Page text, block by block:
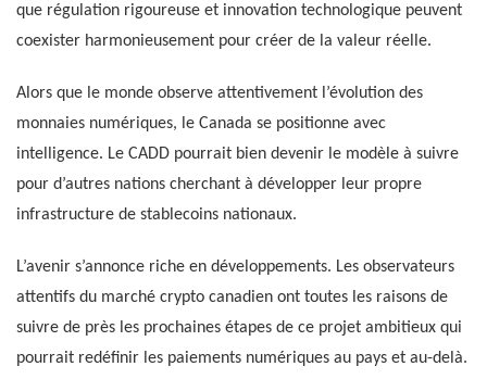
que régulation rigoureuse et innovation technologique peuvent
coexister harmonieusement pour créer de la valeur réelle.
Alors que le monde observe attentivement l’évolution des
monnaies numériques, le Canada se positionne avec
intelligence. Le CADD pourrait bien devenir le modèle à suivre
pour d’autres nations cherchant à développer leur propre
infrastructure de stablecoins nationaux.
L’avenir s’annonce riche en développements. Les observateurs
attentifs du marché crypto canadien ont toutes les raisons de
suivre de près les prochaines étapes de ce projet ambitieux qui
pourrait redéfinir les paiements numériques au pays et au-delà.